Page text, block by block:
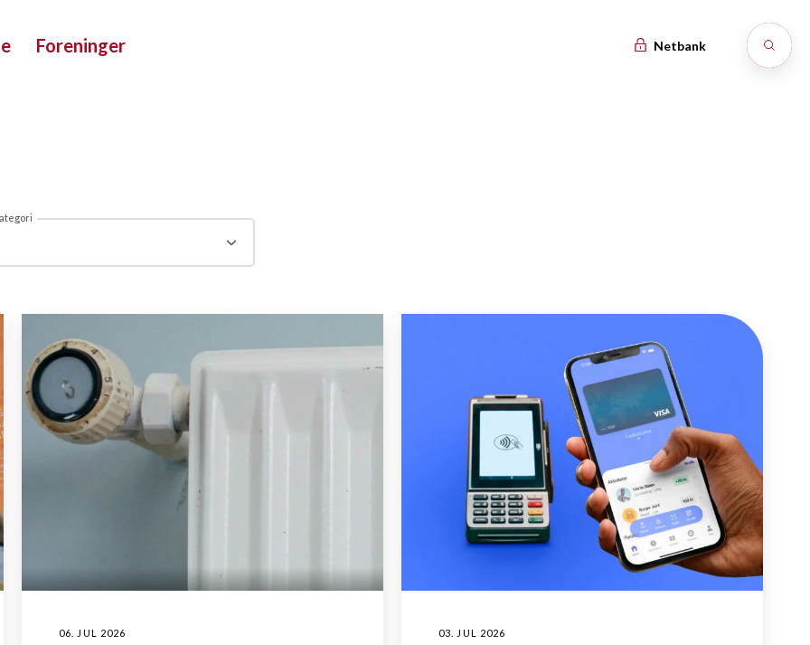
Foreninger Netbank
06. JUL 2026 03. JUL 2026